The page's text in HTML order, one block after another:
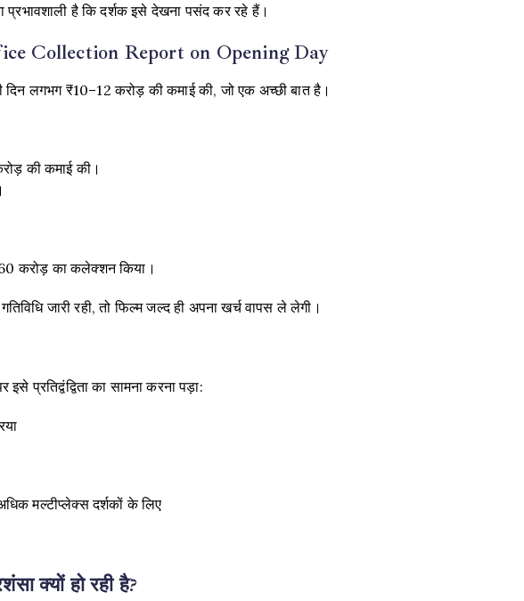
है कि दर्शक इसे देखना पसंद कर रहे हैं।
Collection Report on Opening Day
लगभग ₹10–12 करोड़ की कमाई की, जो एक अच्छी बात है।
की कमाई की।
करोड़ का कलेक्शन किया।
जारी रही, तो फिल्म जल्द ही अपना खर्च वापस ले लेगी।
प्रतिद्वंद्विता का सामना करना पड़ा:
मल्टीप्लेक्स दर्शकों के लिए
क्यों हो रही है?